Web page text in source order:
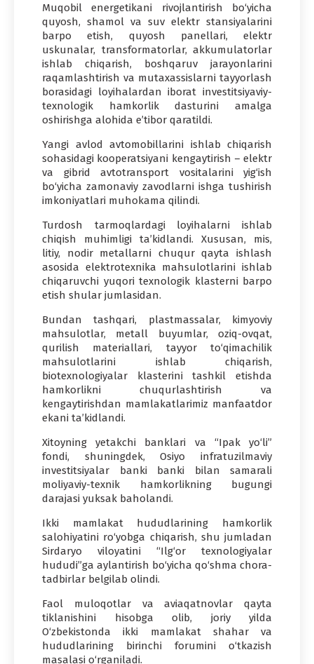
Muqobil energetikani rivojlantirish bo‘yicha
quyosh, shamol va suv elektr stansiyalarini
barpo etish, quyosh panellari, elektr
uskunalar, transformatorlar, akkumulatorlar
ishlab chiqarish, boshqaruv jarayonlarini
raqamlashtirish va mutaxassislarni tayyorlash
borasidagi loyihalardan iborat investitsiyaviy-
texnologik hamkorlik dasturini amalga
oshirishga alohida e’tibor qaratildi.
Yangi avlod avtomobillarini ishlab chiqarish
sohasidagi kooperatsiyani kengaytirish – elektr
va gibrid avtotransport vositalarini yig‘ish
bo‘yicha zamonaviy zavodlarni ishga tushirish
imkoniyatlari muhokama qilindi.
Turdosh tarmoqlardagi loyihalarni ishlab
chiqish muhimligi ta’kidlandi. Xususan, mis,
litiy, nodir metallarni chuqur qayta ishlash
asosida elektrotexnika mahsulotlarini ishlab
chiqaruvchi yuqori texnologik klasterni barpo
etish shular jumlasidan.
Bundan tashqari, plastmassalar, kimyoviy
mahsulotlar, metall buyumlar, oziq-ovqat,
qurilish materiallari, tayyor to‘qimachilik
mahsulotlarini ishlab chiqarish,
biotexnologiyalar klasterini tashkil etishda
hamkorlikni chuqurlashtirish va
kengaytirishdan mamlakatlarimiz manfaatdor
ekani ta’kidlandi.
Xitoyning yetakchi banklari va “Ipak yo‘li”
fondi, shuningdek, Osiyo infratuzilmaviy
investitsiyalar banki banki bilan samarali
moliyaviy-texnik hamkorlikning bugungi
darajasi yuksak baholandi.
Ikki mamlakat hududlarining hamkorlik
salohiyatini ro‘yobga chiqarish, shu jumladan
Sirdaryo viloyatini “Ilg‘or texnologiyalar
hududi”ga aylantirish bo‘yicha qo‘shma chora-
tadbirlar belgilab olindi.
Faol muloqotlar va aviaqatnovlar qayta
tiklanishini hisobga olib, joriy yilda
O‘zbekistonda ikki mamlakat shahar va
hududlarining birinchi forumini o‘tkazish
masalasi o‘rganiladi.